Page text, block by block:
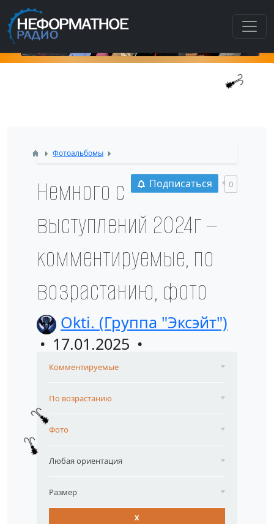
Фотоальбомы
Подписаться 0
Немного с
выступлений 2024г —
комментируемые, по
возрастанию, фото
Okti. (Группа "Эксэйт")
17.01.2025
Комментируемые
По возрастанию
Фото
Любая ориентация
Размер
x